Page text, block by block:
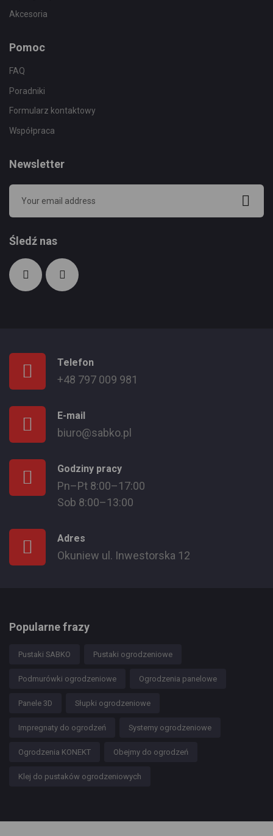
Akcesoria
Pomoc
FAQ
Poradniki
Formularz kontaktowy
Współpraca
Newsletter
Śledź nas
Telefon
+48 797 009 981
E-mail
biuro@sabko.pl
Godziny pracy
Pn–Pt 8:00–17:00
Sob 8:00–13:00
Adres
Okuniew ul. Inwestorska 12
Popularne frazy
Pustaki SABKO Pustaki ogrodzeniowe
Podmurówki ogrodzeniowe Ogrodzenia panelowe
Panele 3D Słupki ogrodzeniowe
Impregnaty do ogrodzeń Systemy ogrodzeniowe
Ogrodzenia KONEKT Obejmy do ogrodzeń
Klej do pustaków ogrodzeniowych